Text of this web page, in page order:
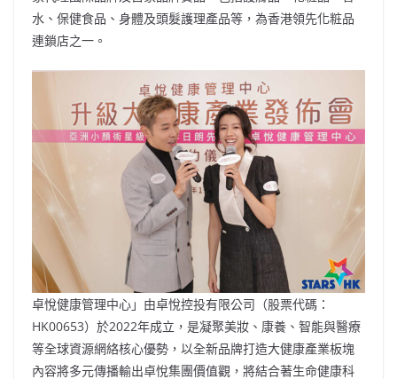
水、保健食品、身體及頭髮護理產品等，為香港領先化粧品
連鎖店之一。
卓悅健康管理中心」由卓悅控投有限公司（股票代碼：
HK00653）於2022年成立，是凝聚美妝、康養、智能與醫療
等全球資源網絡核心優勢，以全新品牌打造大健康產業板塊
內容將多元傳播輸出卓悅集團價值觀，將結合著生命健康科